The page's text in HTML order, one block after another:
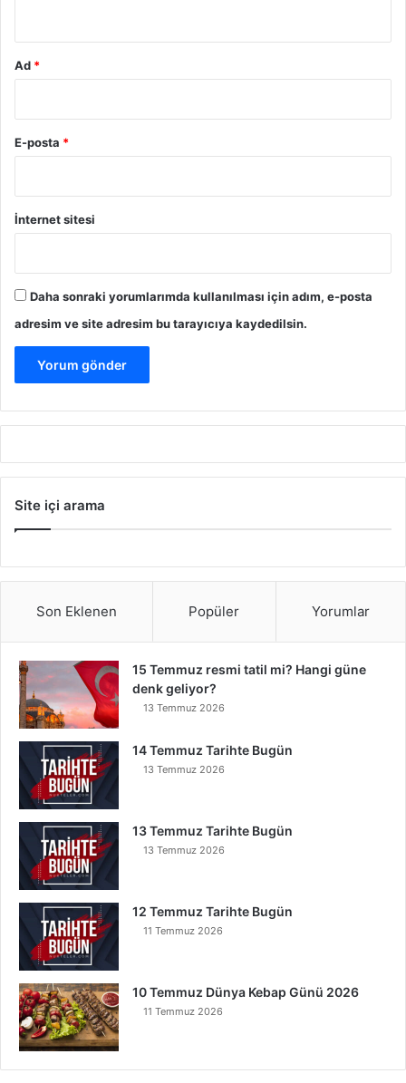
Ad *
E-posta *
İnternet sitesi
Daha sonraki yorumlarımda kullanılması için adım, e-posta
adresim ve site adresim bu tarayıcıya kaydedilsin.
Site içi arama
Son Eklenen Popüler Yorumlar
15 Temmuz resmi tatil mi? Hangi güne
denk geliyor?
13 Temmuz 2026
14 Temmuz Tarihte Bugün
13 Temmuz 2026
13 Temmuz Tarihte Bugün
13 Temmuz 2026
12 Temmuz Tarihte Bugün
11 Temmuz 2026
10 Temmuz Dünya Kebap Günü 2026
11 Temmuz 2026